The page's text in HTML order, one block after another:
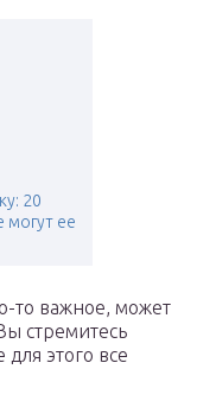
20
могут ее
то важное, может
стремитесь
для этого все